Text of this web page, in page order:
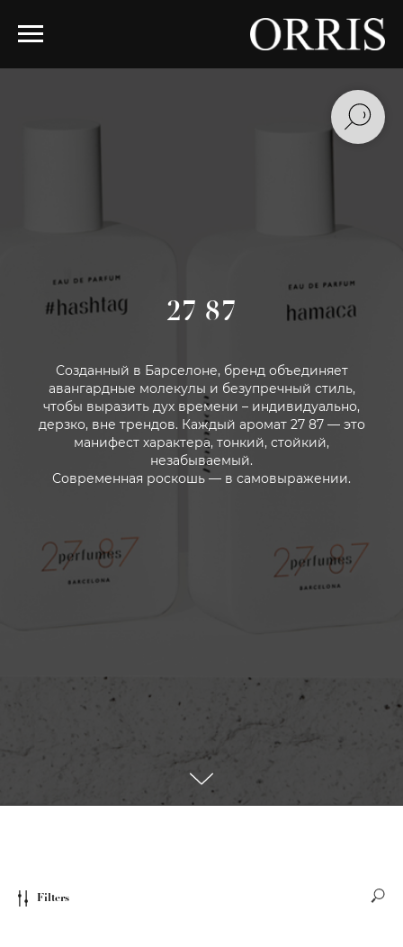
27 87
Созданный в Барселоне, бренд объединяет
авангардные молекулы и безупречный стиль,
чтобы выразить дух времени – индивидуально,
дерзко, вне трендов. Каждый аромат 27 87 — это
манифест характера, тонкий, стойкий,
незабываемый.
Современная роскошь — в самовыражении.
Filters